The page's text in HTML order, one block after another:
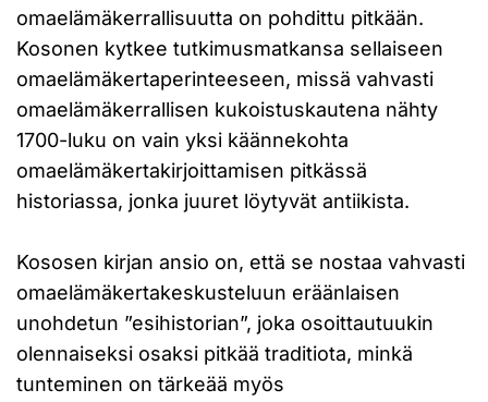
omaelämäkerrallisuutta on pohdittu pitkään.
Kosonen kytkee tutkimusmatkansa sellaiseen
omaelämäkertaperinteeseen, missä vahvasti
omaelämäkerrallisen kukoistuskautena nähty
1700-luku on vain yksi käännekohta
omaelämäkertakirjoittamisen pitkässä
historiassa, jonka juuret löytyvät antiikista.
Kososen kirjan ansio on, että se nostaa vahvasti
omaelämäkertakeskusteluun eräänlaisen
unohdetun ”esihistorian”, joka osoittautuukin
olennaiseksi osaksi pitkää traditiota, minkä
tunteminen on tärkeää myös